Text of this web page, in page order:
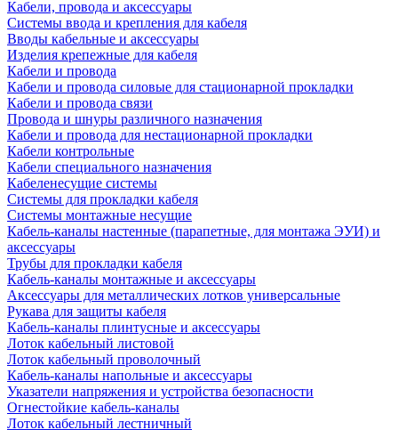
Кабели, провода и аксессуары
Системы ввода и крепления для кабеля
Вводы кабельные и аксессуары
Изделия крепежные для кабеля
Кабели и провода
Кабели и провода силовые для стационарной прокладки
Кабели и провода связи
Провода и шнуры различного назначения
Кабели и провода для нестационарной прокладки
Кабели контрольные
Кабели специального назначения
Кабеленесущие системы
Системы для прокладки кабеля
Системы монтажные несущие
Кабель-каналы настенные (парапетные, для монтажа ЭУИ) и
аксессуары
Трубы для прокладки кабеля
Кабель-каналы монтажные и аксессуары
Аксессуары для металлических лотков универсальные
Рукава для защиты кабеля
Кабель-каналы плинтусные и аксессуары
Лоток кабельный листовой
Лоток кабельный проволочный
Кабель-каналы напольные и аксессуары
Указатели напряжения и устройства безопасности
Огнестойкие кабель-каналы
Лоток кабельный лестничный